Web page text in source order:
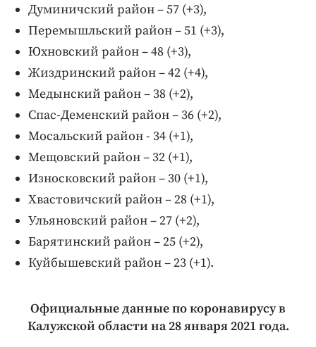
Думиничский район – 57 (+3),
Перемышльский район – 51 (+3),
Юхновский район – 48 (+3),
Жиздринский район – 42 (+4),
Медынский район – 38 (+2),
Спас-Деменский район – 36 (+2),
Мосальский район - 34 (+1),
Мещовский район – 32 (+1),
Износковский район – 30 (+1),
Хвастовичский район – 28 (+1),
Ульяновский район – 27 (+2),
Барятинский район – 25 (+2),
Куйбышевский район – 23 (+1).
Официальные данные по коронавирусу в
Калужской области на 28 января 2021 года.